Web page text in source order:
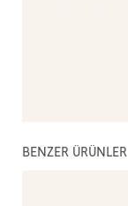
BENZER ÜRÜNLER